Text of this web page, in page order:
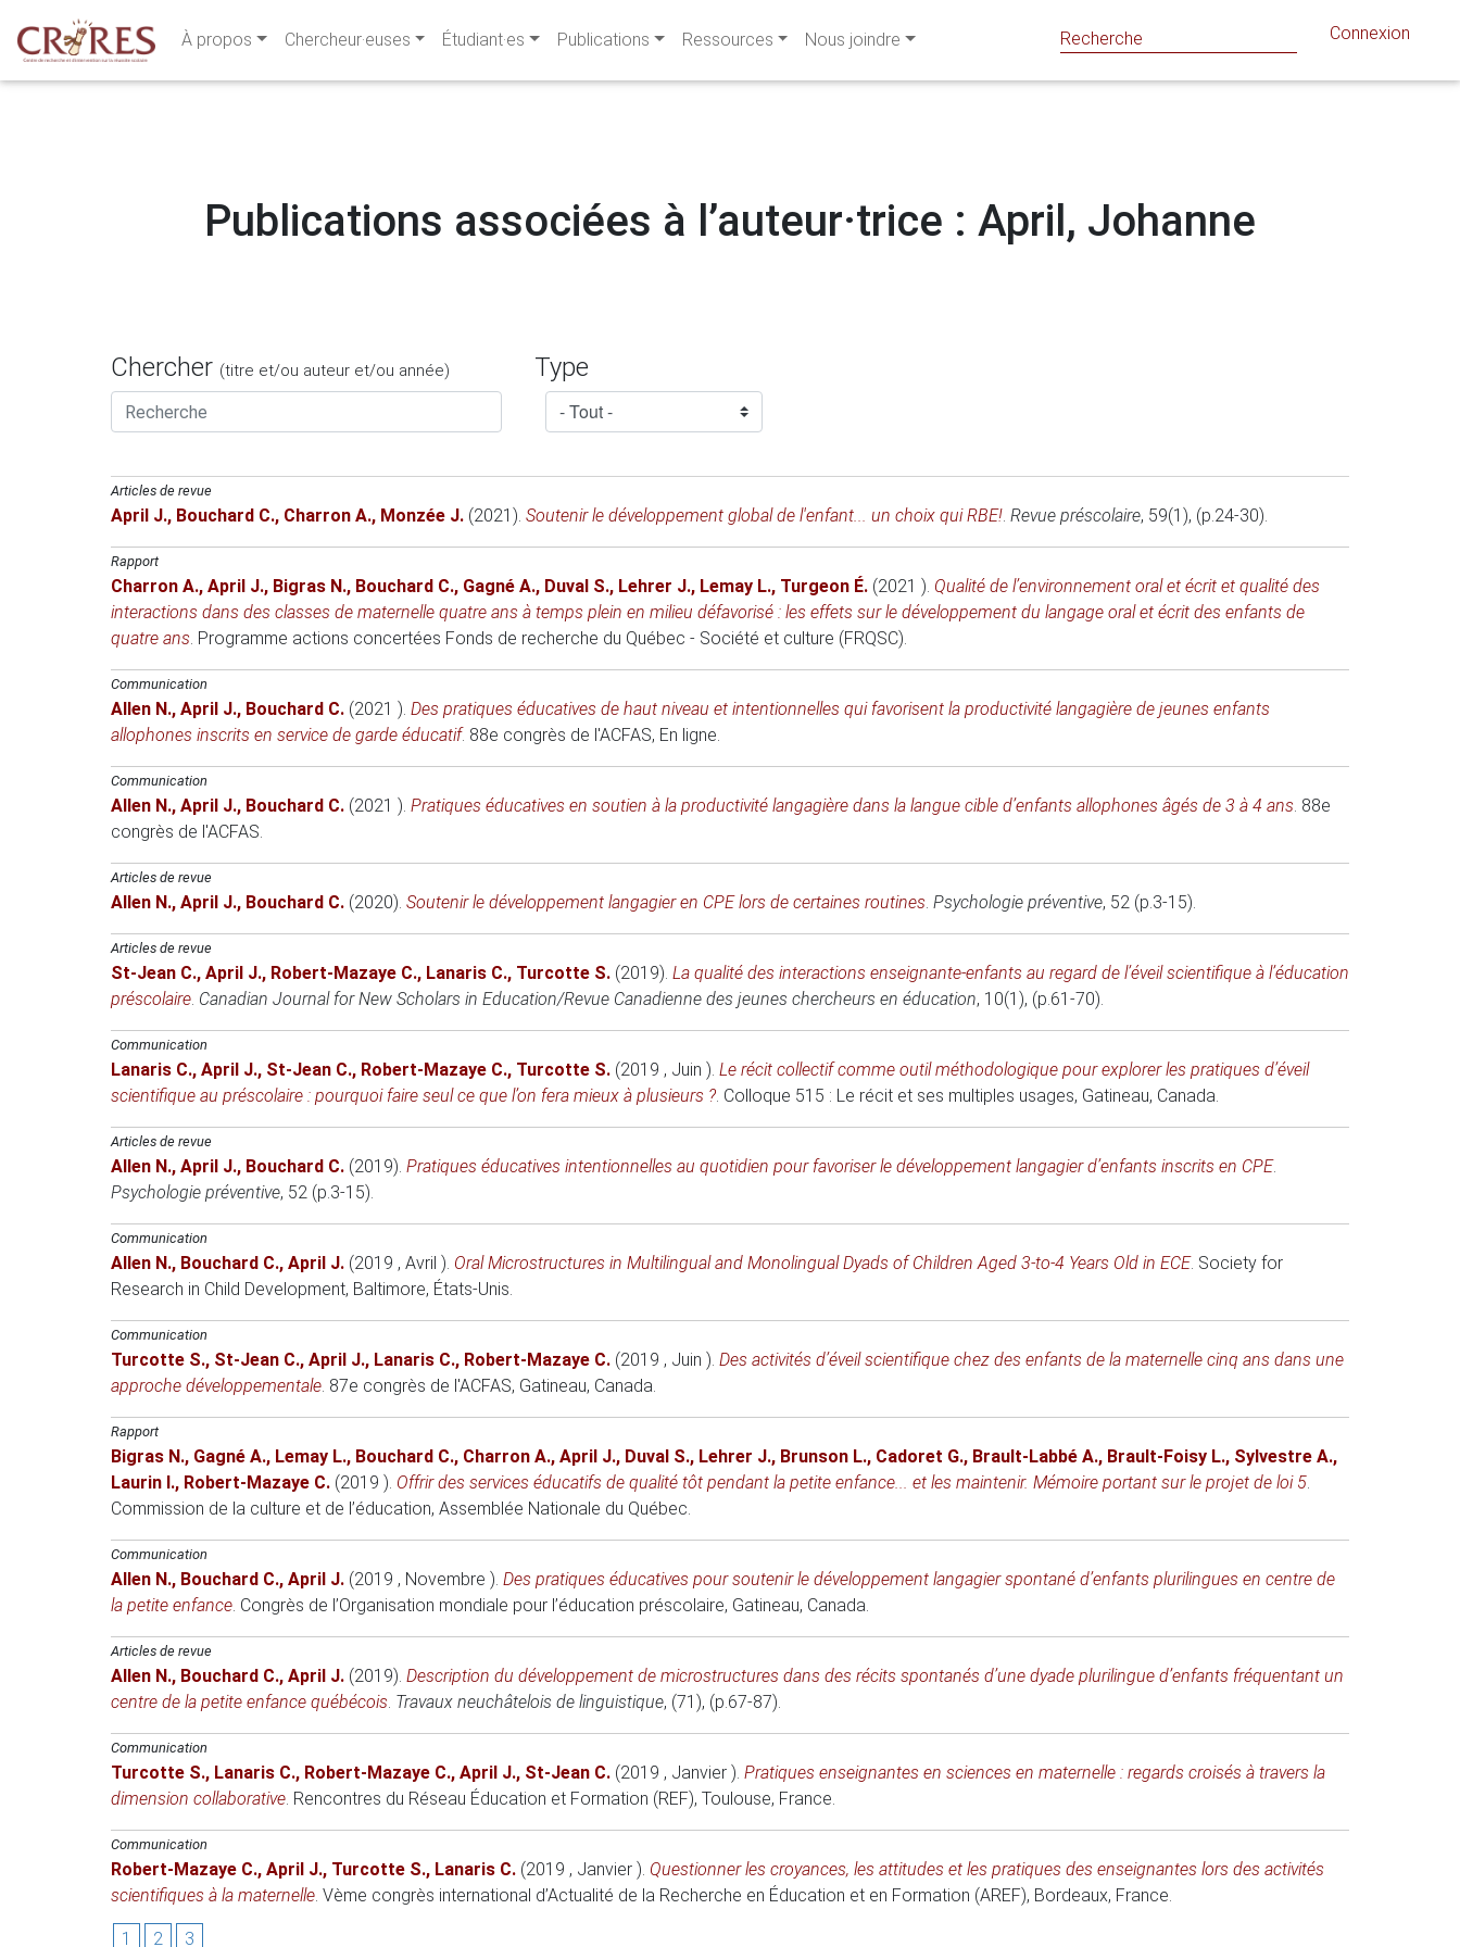
À propos Chercheur·euses Étudiant·es Publications Ressources Nous joindre Connexion
Publications associées à l’auteur·trice : April, Johanne
Chercher (titre et/ou auteur et/ou année) Type
Articles de revue
April J., Bouchard C., Charron A., Monzée J. (2021). Soutenir le développement global de l'enfant... un choix qui RBE!. Revue préscolaire, 59(1), (p.24-30).
Rapport
Charron A., April J., Bigras N., Bouchard C., Gagné A., Duval S., Lehrer J., Lemay L., Turgeon É. (2021 ). Qualité de l’environnement oral et écrit et qualité des
interactions dans des classes de maternelle quatre ans à temps plein en milieu défavorisé : les effets sur le développement du langage oral et écrit des enfants de
quatre ans. Programme actions concertées Fonds de recherche du Québec - Société et culture (FRQSC).
Communication
Allen N., April J., Bouchard C. (2021 ). Des pratiques éducatives de haut niveau et intentionnelles qui favorisent la productivité langagière de jeunes enfants
allophones inscrits en service de garde éducatif. 88e congrès de l'ACFAS, En ligne.
Communication
Allen N., April J., Bouchard C. (2021 ). Pratiques éducatives en soutien à la productivité langagière dans la langue cible d’enfants allophones âgés de 3 à 4 ans. 88e
congrès de l'ACFAS.
Articles de revue
Allen N., April J., Bouchard C. (2020). Soutenir le développement langagier en CPE lors de certaines routines. Psychologie préventive, 52 (p.3-15).
Articles de revue
St-Jean C., April J., Robert-Mazaye C., Lanaris C., Turcotte S. (2019). La qualité des interactions enseignante-enfants au regard de l’éveil scientifique à l’éducation
préscolaire. Canadian Journal for New Scholars in Education/Revue Canadienne des jeunes chercheurs en éducation, 10(1), (p.61-70).
Communication
Lanaris C., April J., St-Jean C., Robert-Mazaye C., Turcotte S. (2019 , Juin ). Le récit collectif comme outil méthodologique pour explorer les pratiques d’éveil
scientifique au préscolaire : pourquoi faire seul ce que l’on fera mieux à plusieurs ?. Colloque 515 : Le récit et ses multiples usages, Gatineau, Canada.
Articles de revue
Allen N., April J., Bouchard C. (2019). Pratiques éducatives intentionnelles au quotidien pour favoriser le développement langagier d’enfants inscrits en CPE.
Psychologie préventive, 52 (p.3-15).
Communication
Allen N., Bouchard C., April J. (2019 , Avril ). Oral Microstructures in Multilingual and Monolingual Dyads of Children Aged 3-to-4 Years Old in ECE. Society for
Research in Child Development, Baltimore, États-Unis.
Communication
Turcotte S., St-Jean C., April J., Lanaris C., Robert-Mazaye C. (2019 , Juin ). Des activités d’éveil scientifique chez des enfants de la maternelle cinq ans dans une
approche développementale. 87e congrès de l'ACFAS, Gatineau, Canada.
Rapport
Bigras N., Gagné A., Lemay L., Bouchard C., Charron A., April J., Duval S., Lehrer J., Brunson L., Cadoret G., Brault-Labbé A., Brault-Foisy L., Sylvestre A.,
Laurin I., Robert-Mazaye C. (2019 ). Offrir des services éducatifs de qualité tôt pendant la petite enfance... et les maintenir. Mémoire portant sur le projet de loi 5.
Commission de la culture et de l’éducation, Assemblée Nationale du Québec.
Communication
Allen N., Bouchard C., April J. (2019 , Novembre ). Des pratiques éducatives pour soutenir le développement langagier spontané d’enfants plurilingues en centre de
la petite enfance. Congrès de l’Organisation mondiale pour l’éducation préscolaire, Gatineau, Canada.
Articles de revue
Allen N., Bouchard C., April J. (2019). Description du développement de microstructures dans des récits spontanés d’une dyade plurilingue d’enfants fréquentant un
centre de la petite enfance québécois. Travaux neuchâtelois de linguistique, (71), (p.67-87).
Communication
Turcotte S., Lanaris C., Robert-Mazaye C., April J., St-Jean C. (2019 , Janvier ). Pratiques enseignantes en sciences en maternelle : regards croisés à travers la
dimension collaborative. Rencontres du Réseau Éducation et Formation (REF), Toulouse, France.
Communication
Robert-Mazaye C., April J., Turcotte S., Lanaris C. (2019 , Janvier ). Questionner les croyances, les attitudes et les pratiques des enseignantes lors des activités
scientifiques à la maternelle. Vème congrès international d’Actualité de la Recherche en Éducation et en Formation (AREF), Bordeaux, France.
1 2 3